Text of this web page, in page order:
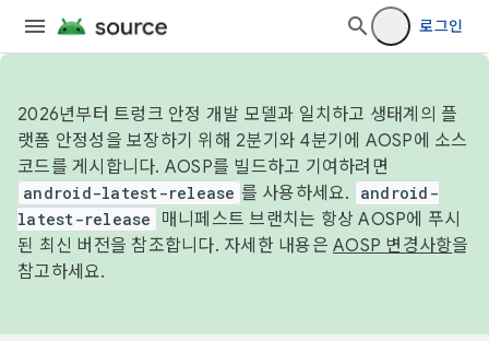
로그인
2026년부터 트렁크 안정 개발 모델과 일치하고 생태계의 플
랫폼 안정성을 보장하기 위해 2분기와 4분기에 AOSP에 소스
코드를 게시합니다. AOSP를 빌드하고 기여하려면
android-latest-release 를 사용하세요.
android-
latest-release
매니페스트 브랜치는 항상 AOSP에 푸시
된 최신 버전을 참조합니다. 자세한 내용은 AOSP 변경사항을
참고하세요.